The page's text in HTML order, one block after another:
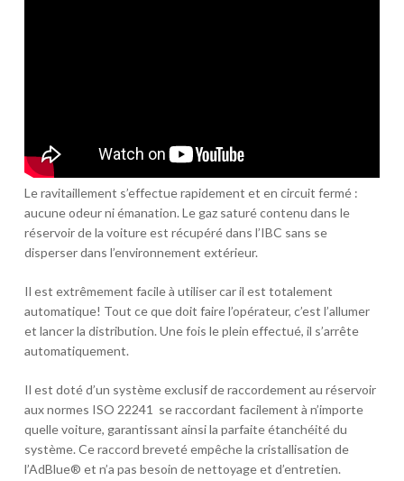
Le ravitaillement s’effectue rapidement et en circuit fermé :
aucune odeur ni émanation. Le gaz saturé contenu dans le
réservoir de la voiture est récupéré dans l’IBC sans se
disperser dans l’environnement extérieur.
Il est extrêmement facile à utiliser car il est totalement
automatique! Tout ce que doit faire l’opérateur, c’est l’allumer
et lancer la distribution. Une fois le plein effectué, il s’arrête
automatiquement.
Il est doté d’un système exclusif de raccordement au réservoir
aux normes ISO 22241 se raccordant facilement à n’importe
quelle voiture, garantissant ainsi la parfaite étanchéité du
système. Ce raccord breveté empêche la cristallisation de
l’AdBlue® et n’a pas besoin de nettoyage et d’entretien.